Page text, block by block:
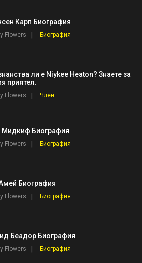
Карп Биография
Flowers Биография
ли е Niykee Heaton? Знаете за
приятел.
Flowers Член
Мидкиф Биография
Flowers Биография
Биография
Flowers Биография
Беадор Биография
Flowers Биография